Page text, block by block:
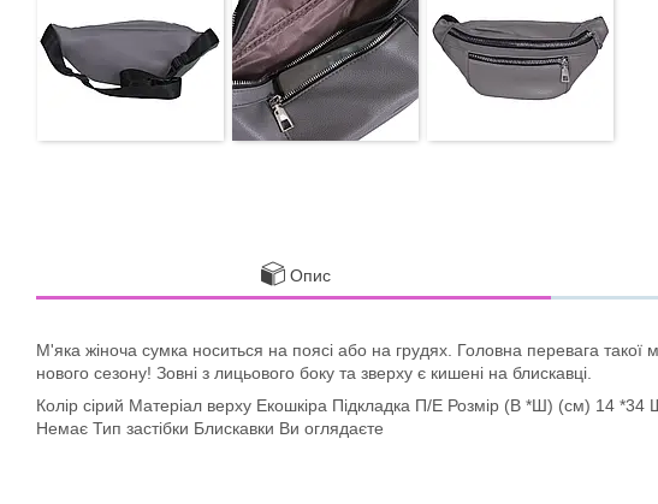
Опис
М'яка жіноча сумка носиться на поясі або на грудях. Головна перевага
нового сезону! Зовні з лицьового боку та зверху є кишені на блискавці.
Колір сірий Матеріал верху Екошкіра Підкладка П/Е Розмір (В *Ш) (см) 14
Немає Тип застібки Блискавки Ви оглядаєте